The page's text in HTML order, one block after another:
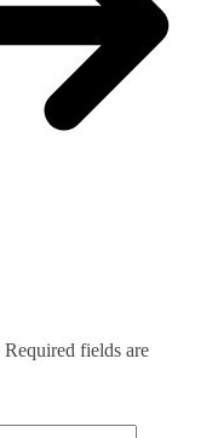
Required fields are